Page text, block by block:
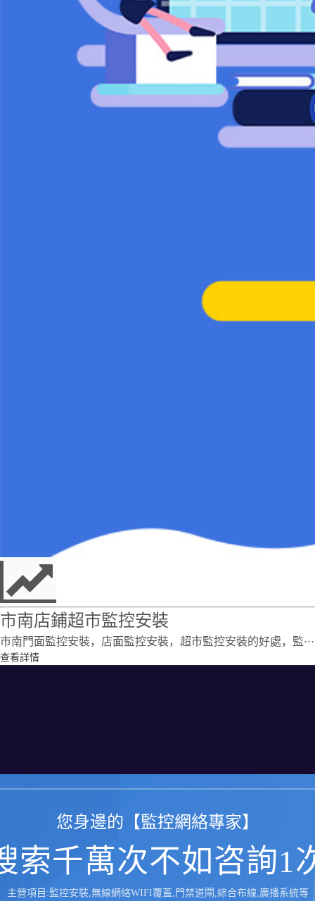
市南店鋪超市監控安裝
市南門面監控安裝，店面監控安裝，超市監控安裝的好處，監···
查看詳情
您身邊的【監控網絡專家】
索千萬次不如咨詢1
主營項目:監控安裝,無線網絡WIFI覆蓋,門禁道閘,綜合布線,廣播系統等